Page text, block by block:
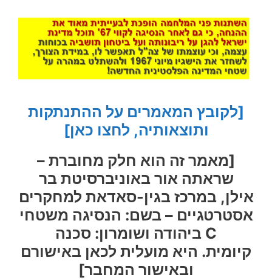
[לקובץ המאמרים על ההתנתקות
ותוצאותיה, לחצו כאן]
[מאמר זה הוא חלק מחוברת –
שראתה אור באוניברסיטת בר
אילן,במרכז בגין-סאדאת למחקרים
אסטרטגיים – בשם: הנסיגה משטחי
C ביהודה ושומרון: סכנה
קיומית. היא מועלית לכאן באישורם
ובאישור המחבר]